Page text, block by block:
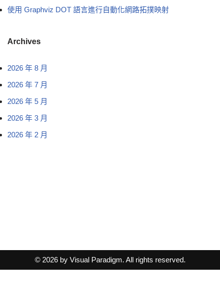
使用 Graphviz DOT 語言進行自動化網路拓撲映射
Archives
2026 年 8 月
2026 年 7 月
2026 年 5 月
2026 年 3 月
2026 年 2 月
© 2026 by Visual Paradigm. All rights reserved.